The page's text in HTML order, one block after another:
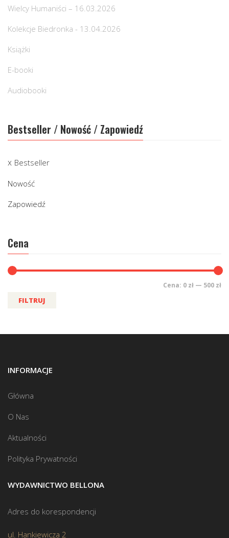
Wielcy Humaniści – 16.03.2026
Kolekcje Biedronka - 13.04.2026
Książki
E-booki
Audiobooki
Bestseller / Nowość / Zapowiedź
Bestseller
Nowość
Zapowiedź
Cena
FILTRUJ
Cena: 0 zł — 500 zł
INFORMACJE
Główna
O Nas
Aktualności
Polityka Prywatności
WYDAWNICTWO BELLONA
Adres do korespondencji
ul. Hankiewicza 2